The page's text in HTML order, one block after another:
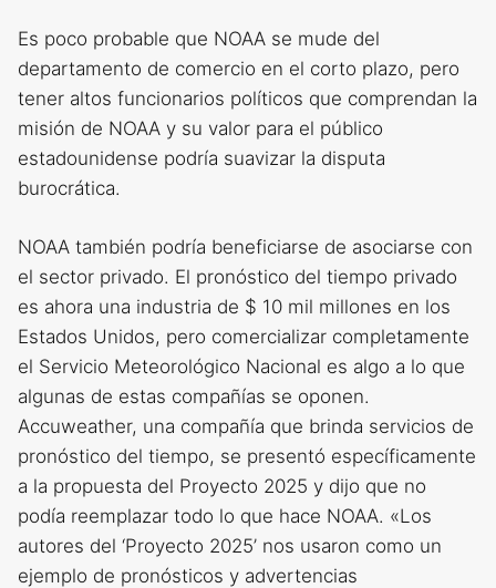
Es poco probable que NOAA se mude del
departamento de comercio en el corto plazo, pero
tener altos funcionarios políticos que comprendan la
misión de NOAA y su valor para el público
estadounidense podría suavizar la disputa
burocrática.
NOAA también podría beneficiarse de asociarse con
el sector privado. El pronóstico del tiempo privado
es ahora una industria de $ 10 mil millones en los
Estados Unidos, pero comercializar completamente
el Servicio Meteorológico Nacional es algo a lo que
algunas de estas compañías se oponen.
Accuweather, una compañía que brinda servicios de
pronóstico del tiempo, se presentó específicamente
a la propuesta del Proyecto 2025 y dijo que no
podía reemplazar todo lo que hace NOAA. «Los
autores del ‘Proyecto 2025’ nos usaron como un
ejemplo de pronósticos y advertencias